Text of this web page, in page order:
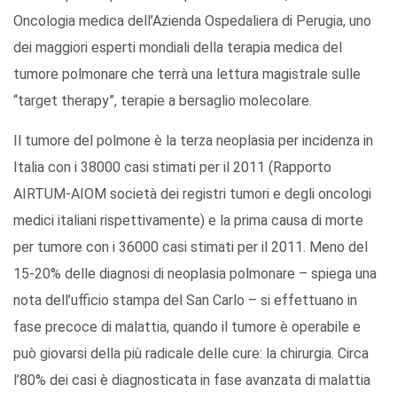
Oncologia medica dell’Azienda Ospedaliera di Perugia, uno
dei maggiori esperti mondiali della terapia medica del
tumore polmonare che terrà una lettura magistrale sulle
“target therapy”, terapie a bersaglio molecolare.
Il tumore del polmone è la terza neoplasia per incidenza in
Italia con i 38000 casi stimati per il 2011 (Rapporto
AIRTUM-AIOM società dei registri tumori e degli oncologi
medici italiani rispettivamente) e la prima causa di morte
per tumore con i 36000 casi stimati per il 2011. Meno del
15-20% delle diagnosi di neoplasia polmonare – spiega una
nota dell’ufficio stampa del San Carlo – si effettuano in
fase precoce di malattia, quando il tumore è operabile e
può giovarsi della più radicale delle cure: la chirurgia. Circa
l’80% dei casi è diagnosticata in fase avanzata di malattia